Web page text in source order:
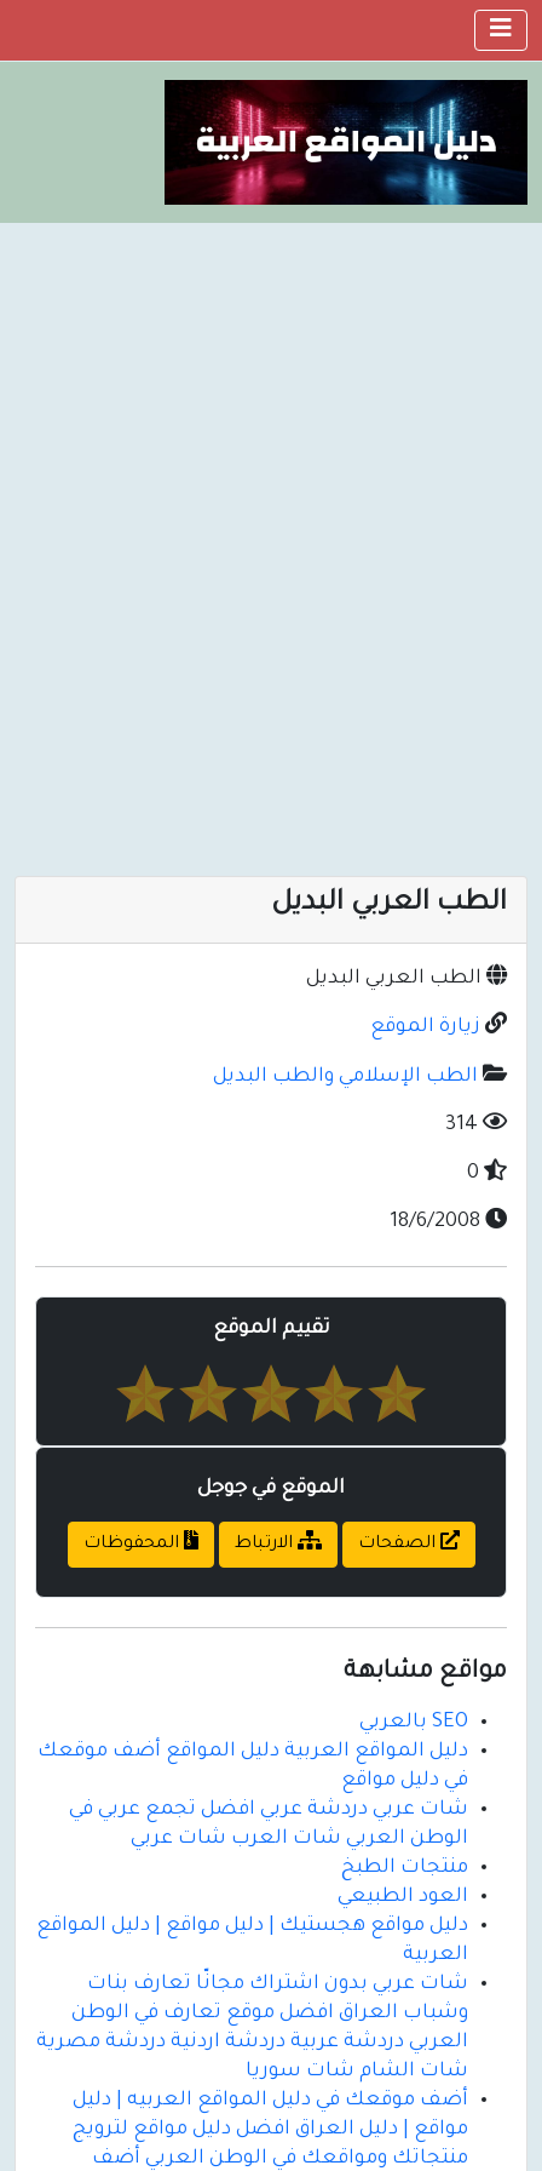
الطب العربي البديل
الطب العربي البديل
زيارة الموقع
الطب الإسلامي والطب البديل
تقييم الموقع
الموقع في جوجل
الصفحات الارتباط المحفوظات
مواقع مشابهة
SEO بالعربي
دليل المواقع العربية دليل المواقع أضف موقعك
في دليل مواقع
شات عربي دردشة عربي افضل تجمع عربي في
الوطن العربي شات العرب شات عربي
منتجات الطبخ
العود الطبيعي
دليل مواقع هجستيك | دليل مواقع | دليل المواقع
العربية
شات عربي بدون اشتراك مجانّا تعارف بنات
وشباب العراق افضل موقع تعارف في الوطن
العربي دردشة عربية دردشة اردنية دردشة مصرية
شات الشام شات سوريا
أضف موقعك في دليل المواقع العربيه | دليل
مواقع | دليل العراق افضل دليل مواقع لترويج
منتجاتك ومواقعك في الوطن العربي أضف